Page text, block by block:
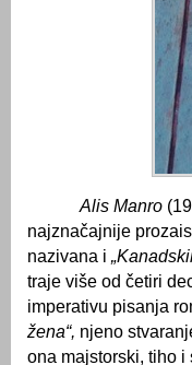
Alis Manro
najznačajnije
nazivana i
traje više od četiri
imperativu pisanja
žena“, njeno
ona majstorski, tiho